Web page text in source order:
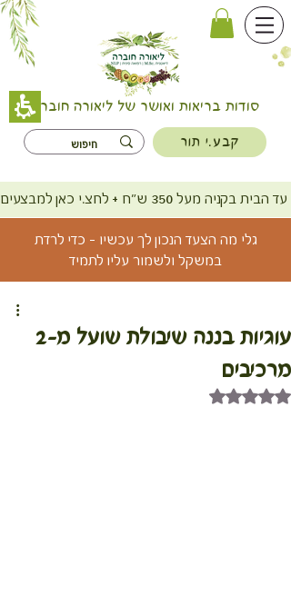
סודות בריאות ואושר של ליאורה חוברה
קבע.י תור
ש"ח + לחצ.י כאן למבצעים
גלי מה הצעד הנכון לך עכשיו - כדי לרדת
במשקל ולשמור עליו לתמיד
עוגיות בננה שיבולת שועל מ-2
מרכיבים
דירוג של NaN מתוך 5 כוכבים